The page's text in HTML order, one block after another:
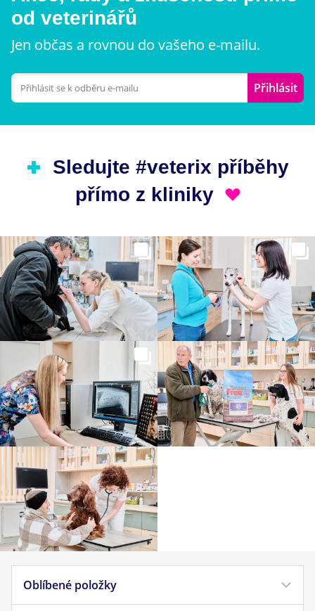
od veterinářů
Jen občas a rovnou do vašeho e-mailu.
Přihlásit
Sledujte #veterix příběhy
přímo z kliniky
Oblíbené položky